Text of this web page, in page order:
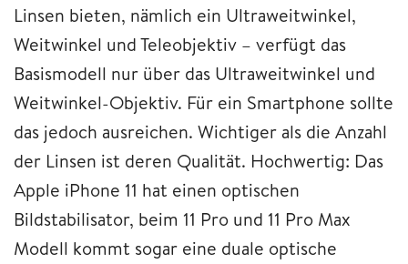
Linsen bieten, nämlich ein Ultraweitwinkel,
Weitwinkel und Teleobjektiv – verfügt das
Basismodell nur über das Ultraweitwinkel und
Weitwinkel-Objektiv. Für ein Smartphone sollte
das jedoch ausreichen. Wichtiger als die Anzahl
der Linsen ist deren Qualität. Hochwertig: Das
Apple iPhone 11 hat einen optischen
Bildstabilisator, beim 11 Pro und 11 Pro Max
Modell kommt sogar eine duale optische